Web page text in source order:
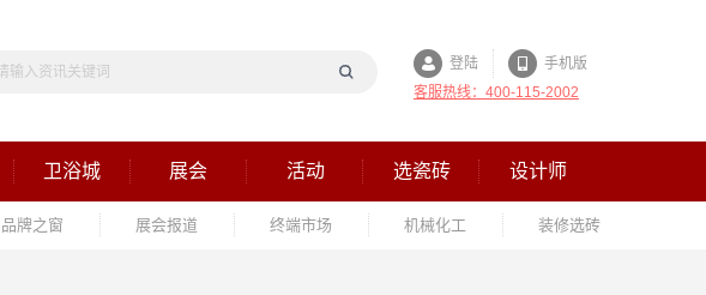
登陆
手机版
客服热线：400-115-2002
卫浴城 展会 活动 选瓷砖 设计师
品牌之窗 展会报道 终端市场 机械化工 装修选砖